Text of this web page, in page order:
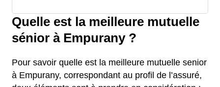
Quelle est la meilleure mutuelle
sénior à Empurany ?
Pour savoir quelle est la meilleure mutuelle senior
à Empurany, correspondant au profil de l’assuré,